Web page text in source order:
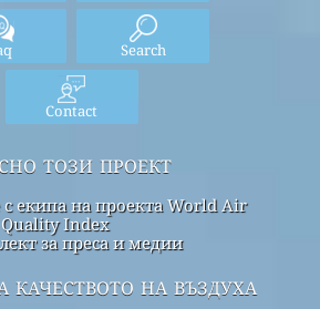
Search
Contact
този проект
екипа на проекта World Air
Quality Index
за преса и медии
качеството на въздуха